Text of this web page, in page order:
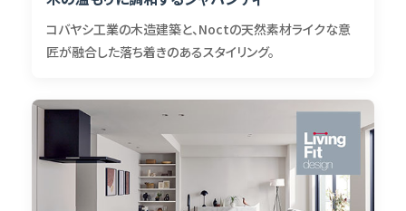
コバヤシ工業の木造建築と、Noctの天然素材ライクな意
匠が融合した落ち着きのあるスタイリング。